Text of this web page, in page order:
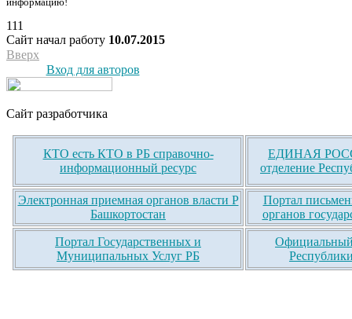
111
Сайт начал работу 10.07.2015
Вверх
Вход для авторов
Сайт разработчика
КТО есть КТО в РБ справочно-
информационный ресурс
ЕДИНАЯ
отделение
Электронная приемная органов власти Р
Башкортостан
Портал
органов
Портал Государственных и
Муниципальных Услуг РБ
Официальный